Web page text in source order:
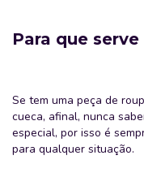
Para que
Se tem uma peça de
cueca, afinal, nunca
especial, por isso é
para qualquer situação.